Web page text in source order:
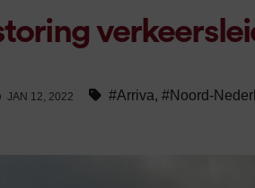
JAN 12, 2022 #Arriva, #Noord-